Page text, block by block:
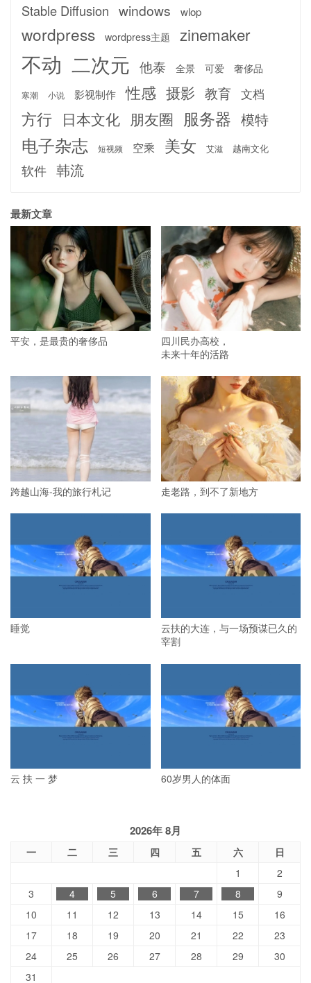
Stable Diffusion windows wlop
wordpress wordpress主题 zinemaker
不动 二次元 他泰 全景 可爱 奢侈品
寒潮 小说 影视制作 性感 摄影 教育 文档
方行 日本文化 朋友圈 服务器 模特
电子杂志 短视频 空乘 美女 艾滋 越南文化
软件 韩流
最新文章
平安，是最贵的奢侈品
四川民办高校，
未来十年的活路
跨越山海-我的旅行札记 走老路，到不了新地方
睡觉
云扶的大连，与一场预谋已久的
宰割
云 扶 一 梦 60岁男人的体面
2026年 8月
一 二 三 四 五 六
日
1
2
3
4 5 6 7 8
9
10
11 12 13 14 15
16
17
18 19 20 21 22
23
24
25 26 27 28 29
30
31